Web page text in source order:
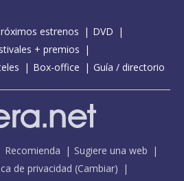
estrenos
DVD
+ premios
Box-office Guía / directorio
Recomienda
Sugiere una web
de privacidad (Cambiar)